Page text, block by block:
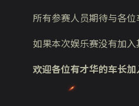
所有参赛人员期待与各
如果本次娱乐赛没有加
欢迎各位有才华的车长加